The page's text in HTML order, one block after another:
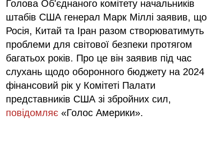
Голова Об'єднаного комітету начальників
штабів США генерал Марк Міллі заявив, що
Росія, Китай та Іран разом створюватимуть
проблеми для світової безпеки протягом
багатьох років. Про це він заявив під час
слухань щодо оборонного бюджету на 2024
фінансовий рік у Комітеті Палати
представників США зі збройних сил,
повідомляє «Голос Америки».